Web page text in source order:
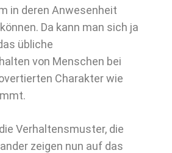
in deren Anwesenheit
Da kann man sich ja
übliche
von Menschen bei
Charakter wie
Verhaltensmuster, die
zeigen nun auf das